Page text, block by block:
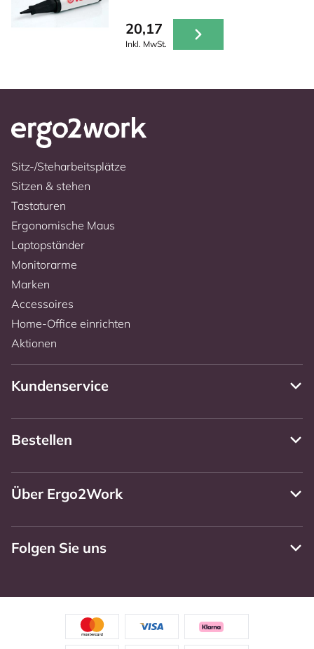
20,17
Inkl. MwSt.
Sitz-/Steharbeitsplätze
Sitzen & stehen
Tastaturen
Ergonomische Maus
Laptopständer
Monitorarme
Marken
Accessoires
Home-Office einrichten
Aktionen
Kundenservice
Bestellen
Über Ergo2Work
Folgen Sie uns